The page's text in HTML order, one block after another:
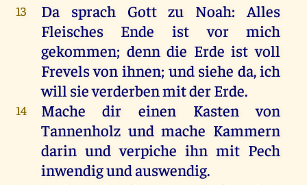
13 Da sprach Gottzu Noah: Alles
Fleisches
Ende ist vormich
gekommen; denn die Erde istvoll
Frevelsvon ihnen; und siehe da, ich
will sieverderbenmitderErde.
14 Mache dir einen Kastenvon
Tannenholzundmache Kammern
darinundverpiche ihn mit Pech
inwendigundauswendig.